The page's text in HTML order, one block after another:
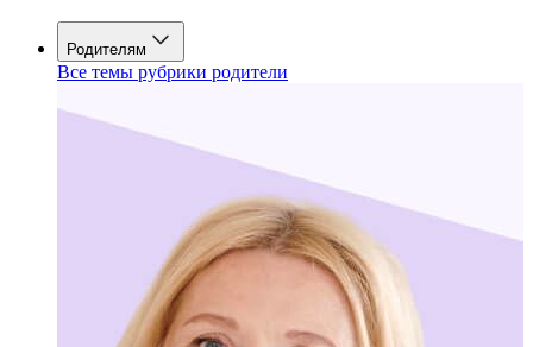
Родителям
Все темы рубрики родители